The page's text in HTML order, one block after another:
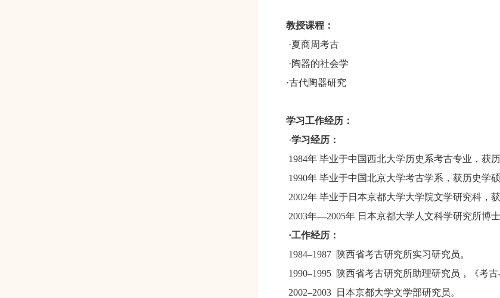
教授课程：
·夏商周考古
·陶器的社会学
·古代陶器研究
学习工作经历：
·学习经历：
1984年 毕业于中国西北大学历史系考古专业，获历
1990年 毕业于中国北京大学考古学系，获历史学硕
2002年 毕业于日本京都大学大学院文学研究科，获
2003年—2005年 日本京都大学人文科学研究所博士
·工作经历：
1984–1987 陕西省考古研究所实习研究员。
1990–1995 陕西省考古研究所助理研究员，《考古
2002–2003
日本京都大学文学部研究员。